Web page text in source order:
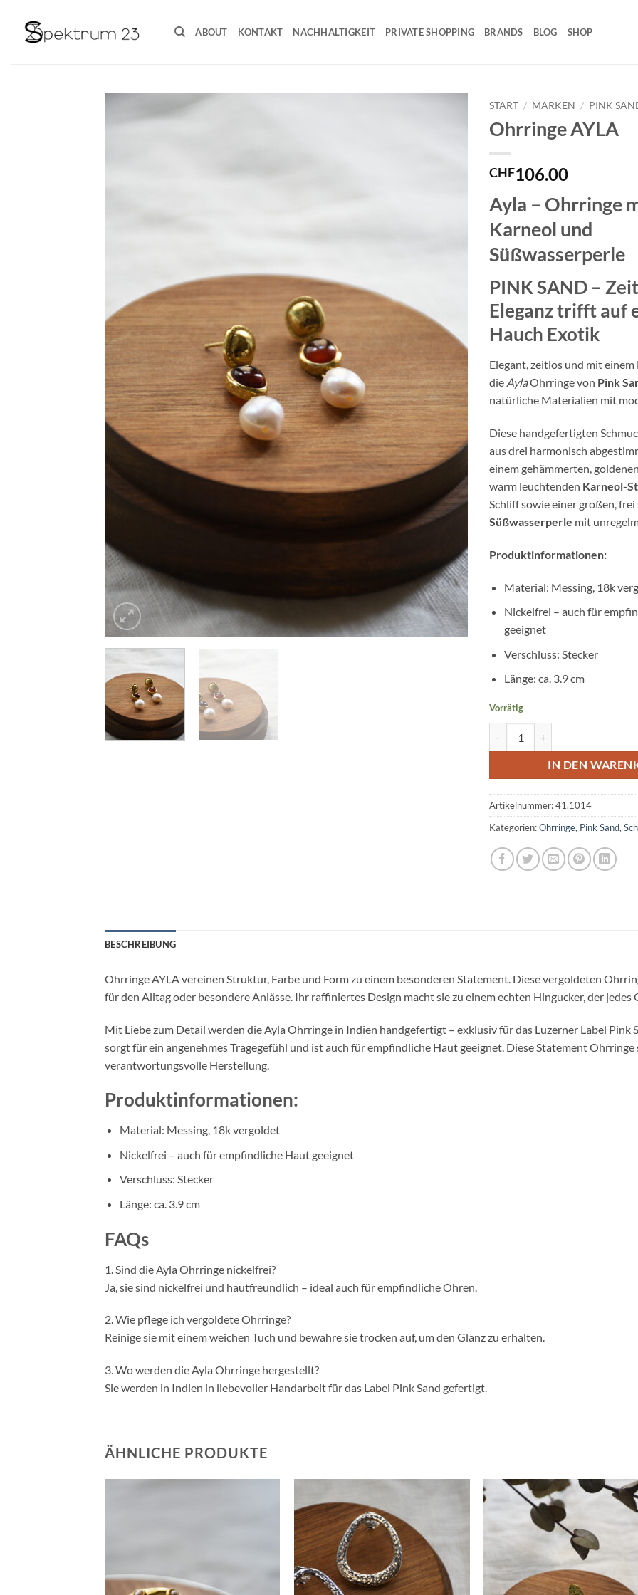
Inhalt
springen
ABOUT KONTAKT NACHHALTIGKEIT PRIVATE SHOPPING BRANDS BLOG SHOP
START / MARKEN / PINK
Ohrringe AYLA
CHF106.00
Ayla – Ohrringe
Karneol und
Süßwasserperle
PINK SAND –
Eleganz trifft auf
Hauch Exotik
Elegant, zeitlos und mit
die AylaOhrringe von Pink
natürliche Materialien mit
Diese handgefertigten
aus drei harmonisch
einem gehämmerten,
warm leuchtenden Karneol-
Schliff sowie einer großen,
Süßwasserperle mit
Produktinformationen:
Material: Messing, 18k
Nickelfrei – auch für
geeignet
Verschluss: Stecker
Länge: ca. 3.9 cm
Vorrätig
IN DEN
Artikelnummer:41.1014
Kategorien:Ohrringe, Pink Sand,
BESCHREIBUNG
Ohrringe AYLA vereinen Struktur, Farbe und Form zu einem besonderen Statement. Diese vergoldeten
für den Alltag oder besondere Anlässe. Ihr raffiniertes Design macht sie zu einem echten Hingucker, der
Mit Liebe zum Detail werden die Ayla Ohrringe in Indien handgefertigt – exklusiv für das Luzerner Label Pink
sorgt für ein angenehmes Tragegefühl und ist auch für empfindliche Haut geeignet. Diese Statement
verantwortungsvolle Herstellung.
Produktinformationen:
Material: Messing, 18k vergoldet
Nickelfrei – auch für empfindliche Haut geeignet
Verschluss: Stecker
Länge: ca. 3.9 cm
FAQs
1. Sind die Ayla Ohrringe nickelfrei?
Ja, sie sind nickelfrei und hautfreundlich – ideal auch für empfindliche Ohren.
2. Wie pflege ich vergoldete Ohrringe?
Reinige sie mit einem weichen Tuch und bewahre sie trocken auf, um den Glanz zu erhalten.
3. Wo werden die Ayla Ohrringe hergestellt?
Sie werden in Indien in liebevoller Handarbeit für das Label Pink Sand gefertigt.
ÄHNLICHE PRODUKTE